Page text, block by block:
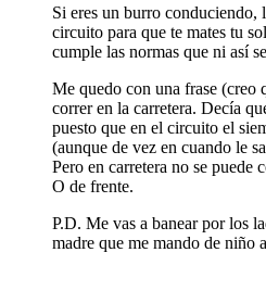
Si eres un burro conduciendo,
circuito para que te mates tu
cumple las normas que ni así
Me quedo con una frase (creo
correr en la carretera. Decía
puesto que en el circuito el
(aunque de vez en cuando le
Pero en carretera no se puede
O de frente.
P.D. Me vas a banear por los
madre que me mando de niño